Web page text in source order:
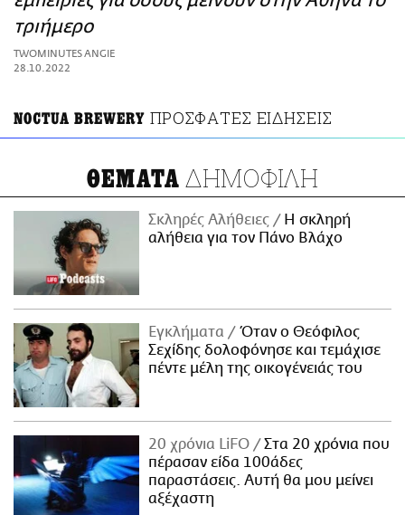
ΑΜΠΑ
PRINT
τριήμερο
TWOMINUTES ANGIE
28.10.2022
NOCTUA BREWERY ΠΡΟΣΦΑΤΕΣ ΕΙΔΗΣΕΙΣ
ΘΕΜΑΤΑ ΔΗΜΟΦΙΛΗ
Σκληρές Αλήθειες
H σκληρή
αλήθεια για τον Πάνο Βλάχο
Εγκλήματα
Όταν ο Θεόφιλος
Σεχίδης δολοφόνησε και τεμάχισε
πέντε μέλη της οικογένειάς του
20 χρόνια LiFO
Στα 20 χρόνια που
πέρασαν είδα 100άδες
παραστάσεις. Αυτή θα μου μείνει
αξέχαστη